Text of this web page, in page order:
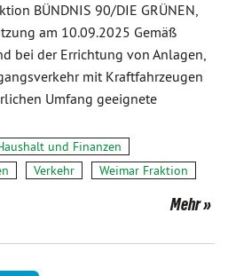
BÜNDNIS 90/DIE GRÜNEN,
am 10.09.2025 Gemäß
bei der Errichtung von Anlagen,
mit Kraftfahrzeugen
Umfang geeignete
und Finanzen
Verkehr Weimar Fraktion
Mehr